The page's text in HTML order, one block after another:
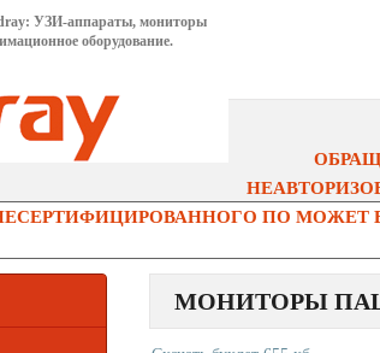
УЗИ-аппараты, мониторы
оборудование.
ПО МОЖЕТ
МОНИТОРЫ